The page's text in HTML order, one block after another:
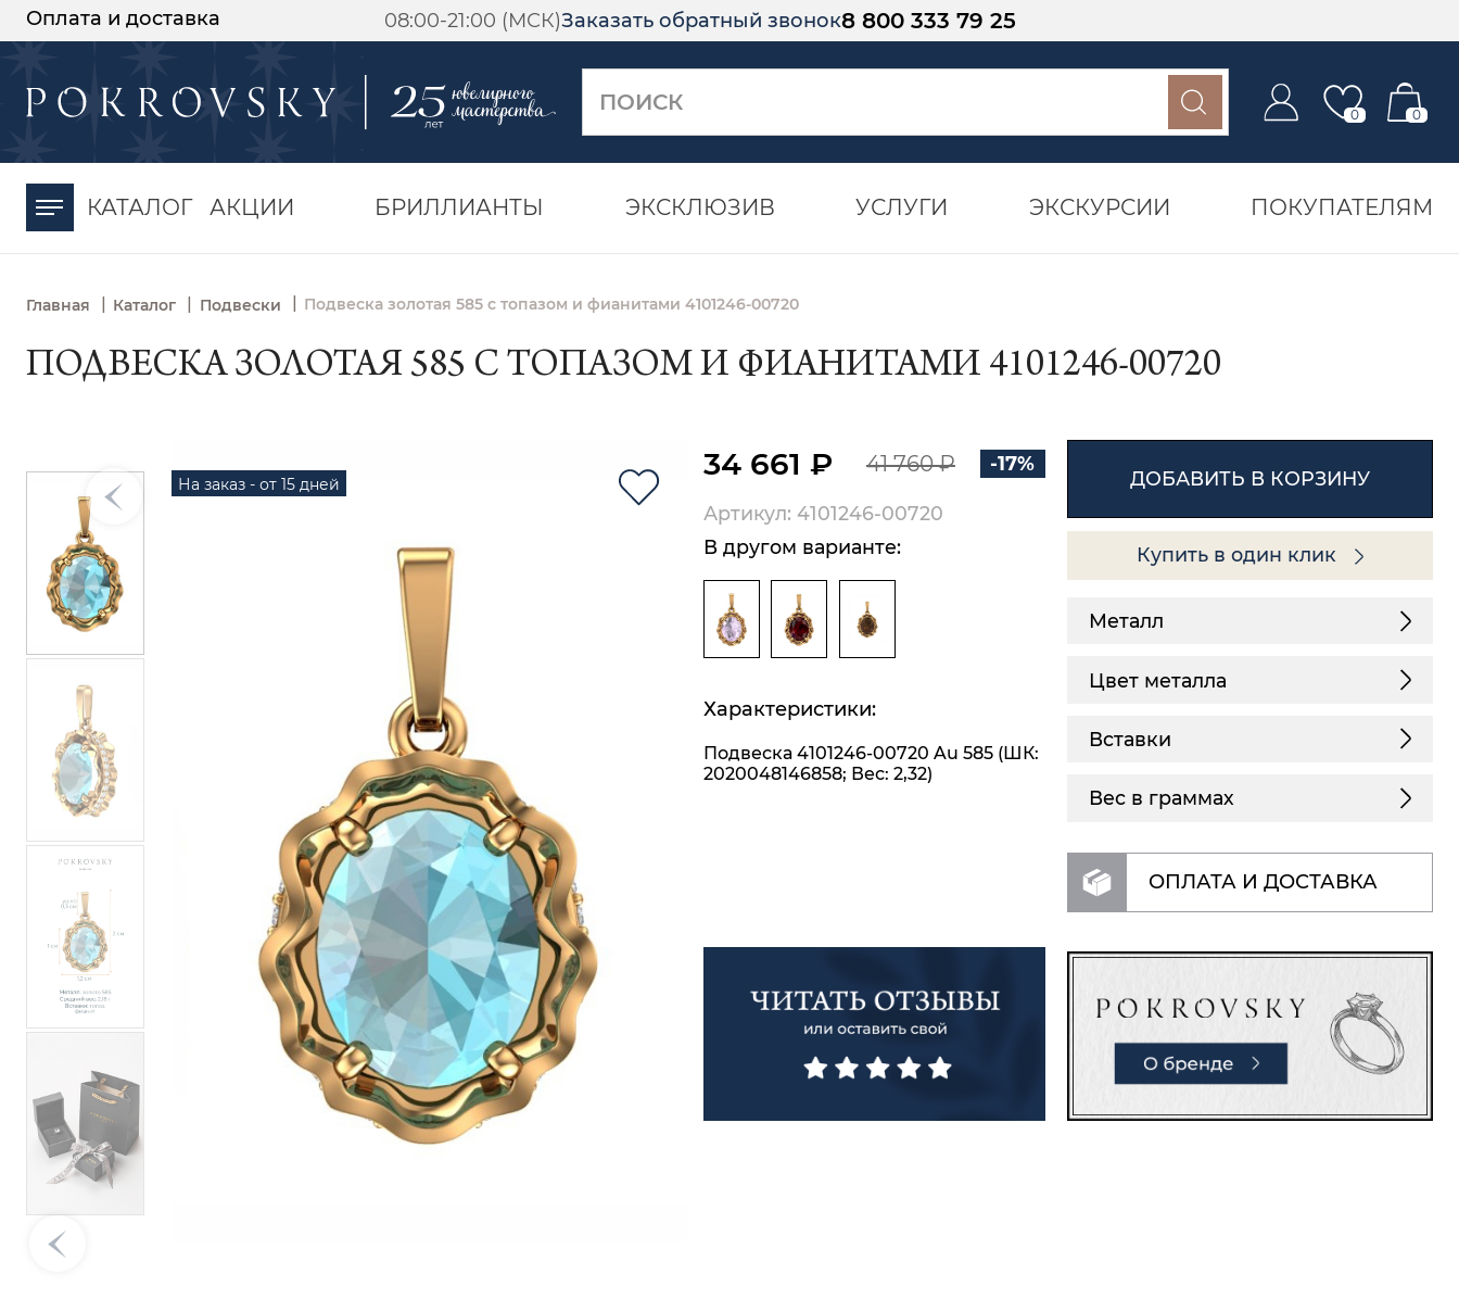
Оплата и доставка 08:00-21:00 (МСК)Заказать обратный звонок8 800 333 79 25
0 0
КАТАЛОГ АКЦИИ БРИЛЛИАНТЫ ЭКСКЛЮЗИВ УСЛУГИ ЭКСКУРСИИ ПОКУПАТЕЛЯМ
Главная | Каталог | Подвески Подвеска золотая 585 с топазом и фианитами 4101246-00720
ПОДВЕСКА ЗОЛОТАЯ 585 С ТОПАЗОМ И ФИАНИТАМИ 4101246-00720
На заказ - от 15 дней
34 661 ₽ 41 760 ₽ -17%
Артикул: 4101246-00720
В другом варианте:
Характеристики:
Подвеска 4101246-00720 Au 585 (ШК:
2020048146858; Вес: 2,32)
ДОБАВИТЬ В КОРЗИНУ
Купить в один клик
Металл
Цвет металла
Вставки
Вес в граммах
ОПЛАТА И ДОСТАВКА
-30%
момента оплаты